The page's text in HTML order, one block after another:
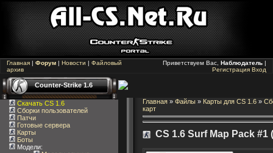
Главная | Форум | Новости | Файловый
архив
Приветствуем Вас, Наблюдатель |
Регистрация Вход
Counter-Strike 1.6
Скачать CS 1.6
Сборки пользователей
Патчи
Готовые сервера
Карты
Боты
Модели:
Главная » Файлы » Карты для CS 1.6 »
карт
CS 1.6 Surf Map Pack #1